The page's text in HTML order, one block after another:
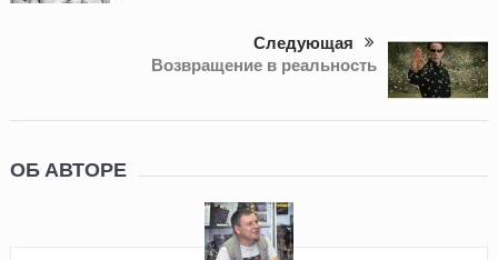
Следующая
Возвращение в реальность
ОБ АВТОРЕ